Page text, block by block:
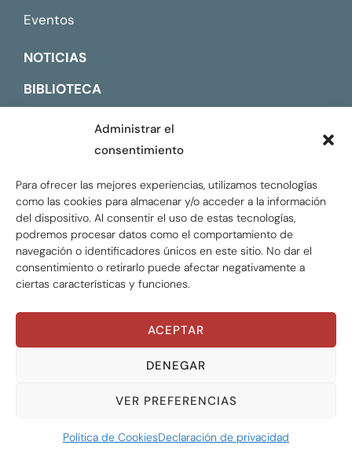
Administrar el
consentimiento
Para ofrecer las mejores experiencias, utilizamos tecnologías
como las cookies para almacenar y/o acceder a la información
del dispositivo. Al consentir el uso de estas tecnologías,
podremos procesar datos como el comportamiento de
navegación o identificadores únicos en este sitio. No dar el
consentimiento o retirarlo puede afectar negativamente a
ciertas características y funciones.
ACEPTAR
DENEGAR
VER PREFERENCIAS
Política de CookiesDeclaración de privacidad
Eventos
NOTICIAS
BIBLIOTECA
Global Tax Justice © 2026. Todos los derechos
Privacy policy